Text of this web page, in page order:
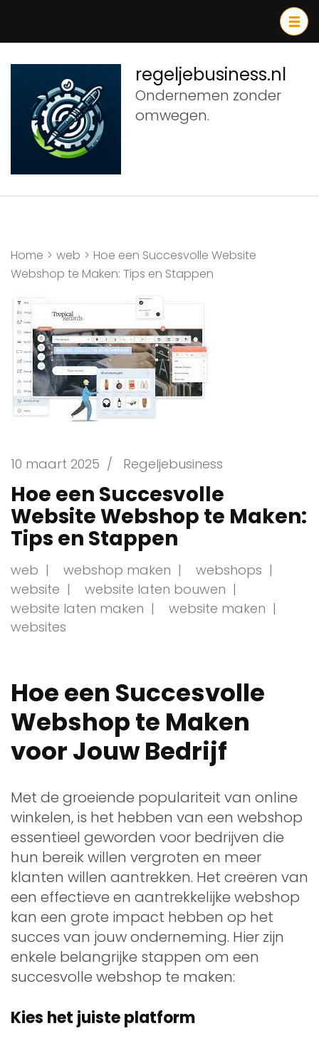
inhoud
(druk
Enter)
regeljebusiness.nl
Ondernemen zonder
omwegen.
Home > web > Hoe een Succesvolle Website
Webshop te Maken: Tips en Stappen
10 maart 2025 / Regeljebusiness
Hoe een Succesvolle
Website Webshop te Maken:
Tips en Stappen
web webshop maken
webshops
website
website laten bouwen
website laten maken
website maken
websites
Hoe een Succesvolle
Webshop te Maken
voor Jouw Bedrijf
Met de groeiende populariteit van online
winkelen, is het hebben van een webshop
essentieel geworden voor bedrijven die
hun bereik willen vergroten en meer
klanten willen aantrekken. Het creëren van
een effectieve en aantrekkelijke webshop
kan een grote impact hebben op het
succes van jouw onderneming. Hier zijn
enkele belangrijke stappen om een
succesvolle webshop te maken:
Kies het juiste platform